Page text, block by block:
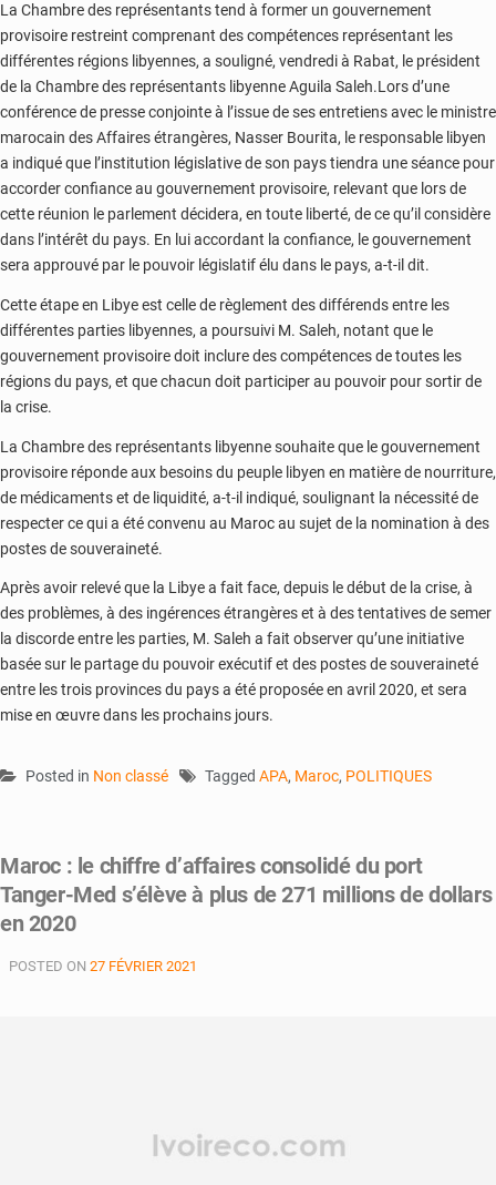
La Chambre des représentants tend à former un gouvernement
provisoire restreint comprenant des compétences représentant les
différentes régions libyennes, a souligné, vendredi à Rabat, le président
de la Chambre des représentants libyenne Aguila Saleh.Lors d’une
conférence de presse conjointe à l’issue de ses entretiens avec le ministre
marocain des Affaires étrangères, Nasser Bourita, le responsable libyen
a indiqué que l’institution législative de son pays tiendra une séance pour
accorder confiance au gouvernement provisoire, relevant que lors de
cette réunion le parlement décidera, en toute liberté, de ce qu’il considère
dans l’intérêt du pays. En lui accordant la confiance, le gouvernement
sera approuvé par le pouvoir législatif élu dans le pays, a-t-il dit.
Cette étape en Libye est celle de règlement des différends entre les
différentes parties libyennes, a poursuivi M. Saleh, notant que le
gouvernement provisoire doit inclure des compétences de toutes les
régions du pays, et que chacun doit participer au pouvoir pour sortir de
la crise.
La Chambre des représentants libyenne souhaite que le gouvernement
provisoire réponde aux besoins du peuple libyen en matière de nourriture,
de médicaments et de liquidité, a-t-il indiqué, soulignant la nécessité de
respecter ce qui a été convenu au Maroc au sujet de la nomination à des
postes de souveraineté.
Après avoir relevé que la Libye a fait face, depuis le début de la crise, à
des problèmes, à des ingérences étrangères et à des tentatives de semer
la discorde entre les parties, M. Saleh a fait observer qu’une initiative
basée sur le partage du pouvoir exécutif et des postes de souveraineté
entre les trois provinces du pays a été proposée en avril 2020, et sera
mise en œuvre dans les prochains jours.
Posted in Non classé Tagged APA, Maroc, POLITIQUES
Maroc : le chiffre d’affaires consolidé du port
Tanger-Med s’élève à plus de 271 millions de dollars
en 2020
POSTED ON 27 FÉVRIER 2021